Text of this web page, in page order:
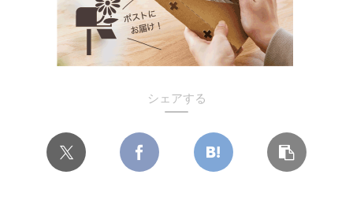
シェアする